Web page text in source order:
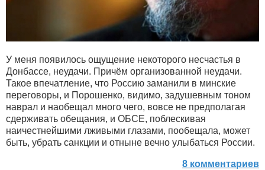
У меня появилось ощущение некоторого несчастья в
Донбассе, неудачи. Причём организованной неудачи.
Такое впечатление, что Россию заманили в минские
переговоры, и Порошенко, видимо, задушевным тоном
наврал и наобещал много чего, вовсе не предполагая
сдерживать обещания, и ОБСЕ, поблескивая
наичестнейшими лживыми глазами, пообещала, может
быть, убрать санкции и отныне вечно улыбаться России.
8 комментариев